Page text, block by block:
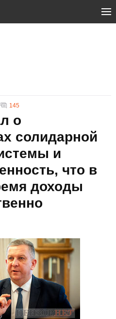
145
о
солидарной
и
что в
доходы